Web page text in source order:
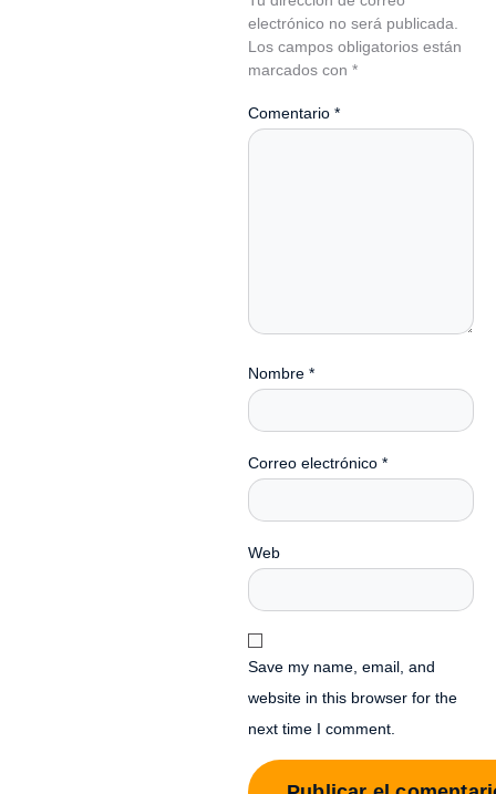
electrónico no será publicada.
Los campos obligatorios están
marcados con *
Comentario *
Nombre *
Correo electrónico *
Web
Save my name, email, and
website in this browser for the
next time I comment.